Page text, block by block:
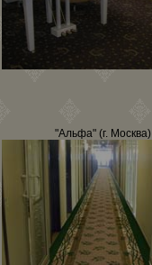
"Альфа" (г. Москва)